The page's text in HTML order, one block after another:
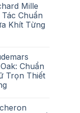
Mille
Chuẩn
Khít Từng
Chuẩn
Trọn Thiết